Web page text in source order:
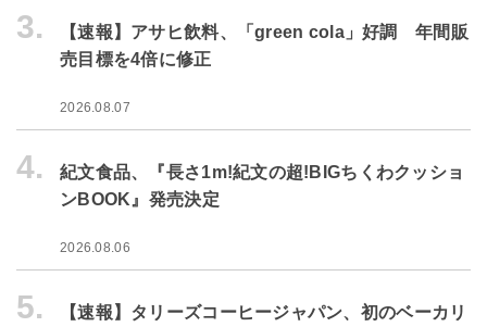
3.
【速報】アサヒ飲料、「green cola」好調 年間販
売目標を4倍に修正
2026.08.07
4.
紀文食品、『長さ1m!紀文の超!BIGちくわクッショ
ンBOOK』発売決定
2026.08.06
5.
【速報】タリーズコーヒージャパン、初のベーカリ